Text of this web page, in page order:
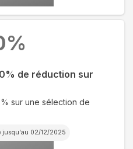
de réduction sur
sur une sélection de
jusqu'au 02/12/2025
%